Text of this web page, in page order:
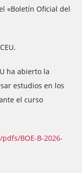
«Boletín Oficial del
ha abierto la
estudios en los
el curso
BOE-B-2026-